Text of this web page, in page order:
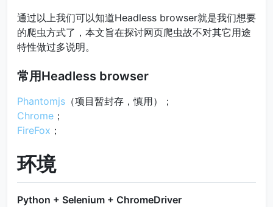
通过以上我们可以知道Headless browser就是我们想要
的爬虫方式了，本文旨在探讨网页爬虫故不对其它用途
特性做过多说明。
常用Headless browser
Phantomjs （项目暂封存，慎用）；
Chrome ；
FireFox ；
环境
Python + Selenium + ChromeDriver